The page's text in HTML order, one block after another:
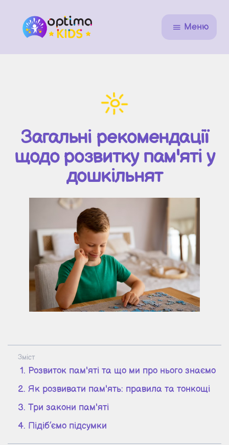
Меню
Загальні рекомендації
щодо розвитку пам'яті у
дошкільнят
Зміст
Розвиток пам'яті та що ми про нього знаємо
Як розвивати пам'ять: правила та тонкощі
Три закони пам'яті
Підіб’ємо підсумки